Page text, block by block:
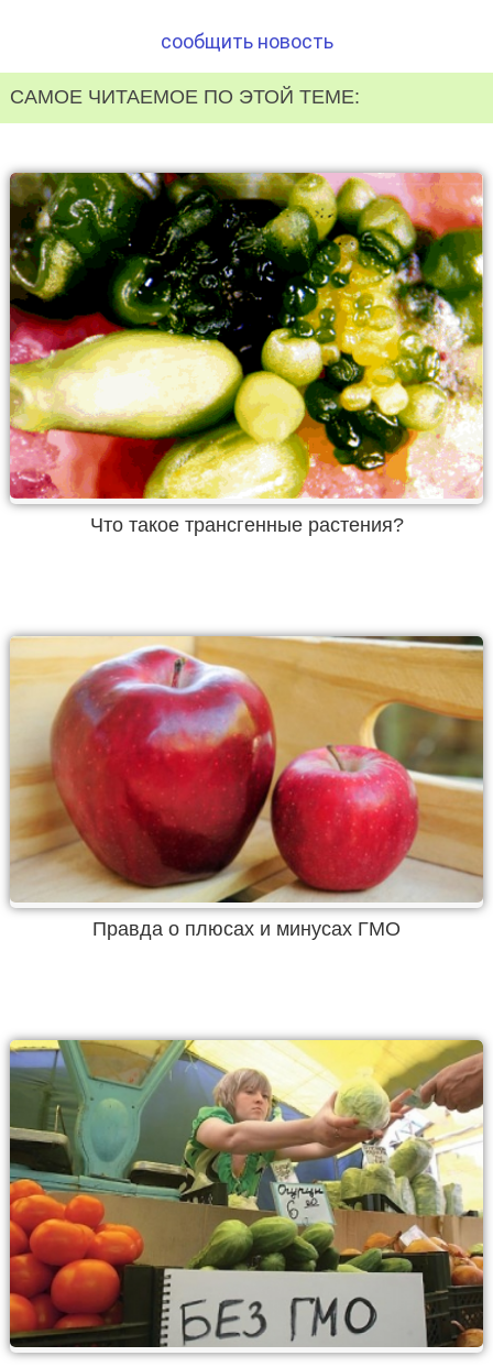
сообщить новость
САМОЕ ЧИТАЕМОЕ ПО ЭТОЙ ТЕМЕ:
Что такое трансгенные растения?
Правда о плюсах и минусах ГМО